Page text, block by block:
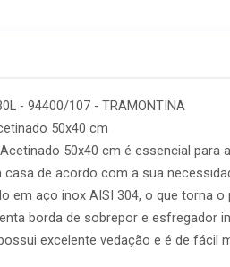
- 94400/107 - TRAMONTINA
50x40 cm
50x40 cm é essencial
de acordo com a sua
em aço inox AISI 304, o que torna
borda de sobrepor e esfregador
excelente vedação e é de